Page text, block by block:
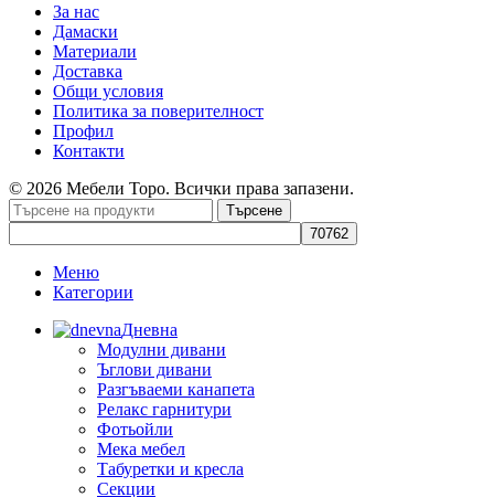
За нас
Дамаски
Материали
Доставка
Общи условия
Политика за поверителност
Профил
Контакти
© 2026 Мебели Торо. Всички права запазени.
Търсене
Меню
Категории
Дневна
Модулни дивани
Ъглови дивани
Разгъваеми канапета
Релакс гарнитури
Фотьойли
Мека мебел
Табуретки и кресла
Секции